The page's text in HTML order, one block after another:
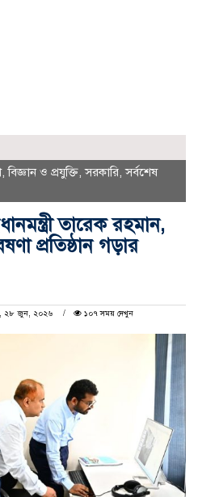
,বিজ্ঞান ও প্রযুক্তি ,সরকারি ,সর্বশেষ
তারেক রহমান,
প্রতিষ্ঠান গড়ার
২৮ জুন, ২০২৬
১০৭ সময় দেখুন